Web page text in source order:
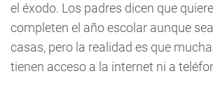
el éxodo. Los padres dicen que
completen el año escolar aunque
casas, pero la realidad es que
tienen acceso a la internet ni a